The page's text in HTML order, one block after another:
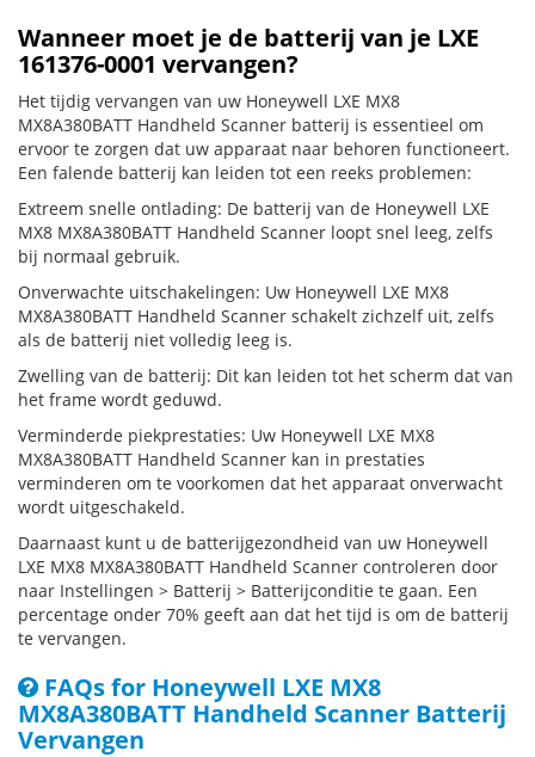
Wanneer moet je de batterij van je LXE
161376-0001 vervangen?
Het tijdig vervangen van uw Honeywell LXE MX8
MX8A380BATT Handheld Scanner batterij is essentieel om
ervoor te zorgen dat uw apparaat naar behoren functioneert.
Een falende batterij kan leiden tot een reeks problemen:
Extreem snelle ontlading: De batterij van de Honeywell LXE
MX8 MX8A380BATT Handheld Scanner loopt snel leeg, zelfs
bij normaal gebruik.
Onverwachte uitschakelingen: Uw Honeywell LXE MX8
MX8A380BATT Handheld Scanner schakelt zichzelf uit, zelfs
als de batterij niet volledig leeg is.
Zwelling van de batterij: Dit kan leiden tot het scherm dat van
het frame wordt geduwd.
Verminderde piekprestaties: Uw Honeywell LXE MX8
MX8A380BATT Handheld Scanner kan in prestaties
verminderen om te voorkomen dat het apparaat onverwacht
wordt uitgeschakeld.
Daarnaast kunt u de batterijgezondheid van uw Honeywell
LXE MX8 MX8A380BATT Handheld Scanner controleren door
naar Instellingen > Batterij > Batterijconditie te gaan. Een
percentage onder 70% geeft aan dat het tijd is om de batterij
te vervangen.
FAQs for Honeywell LXE MX8
MX8A380BATT Handheld Scanner Batterij
Vervangen